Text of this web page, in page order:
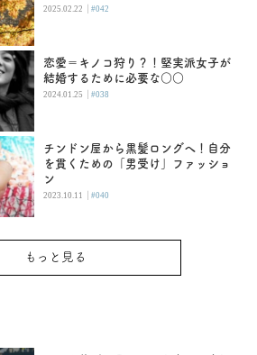
2025.02.22 |#042
恋愛＝キノコ狩り？！堅実派女子が
結婚するために必要な○○
2024.01.25 |#038
チンドン屋から黒髪ロングへ！自分
を貫くための「男受け」ファッショ
ン
2023.10.11 |#040
もっと見る